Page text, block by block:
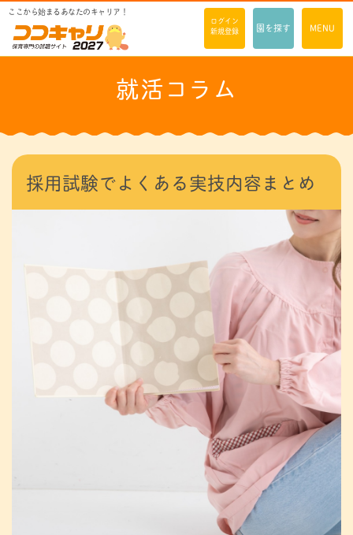
ここから始まるあなたのキャリア！
ログイン
新規登録
園を探す MENU
就活コラム
採用試験でよくある実技内容まとめ